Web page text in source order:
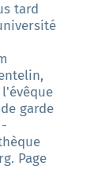
tard
garde
Page